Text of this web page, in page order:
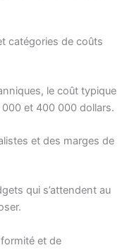
catégories de coûts
le coût typique
000 et 400 000 dollars.
et des marges de
qui s’attendent au
et de